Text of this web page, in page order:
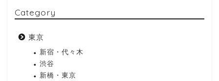
Category
東京
新宿・代々木
渋谷
新橋・東京